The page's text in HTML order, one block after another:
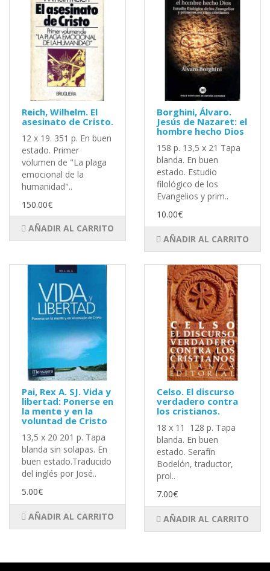
Reich, Wilhelm. El
asesinato de Cristo.
12 x 19. 351 p. En buen
estado. Primer
volumen de "La plaga
emocional de la
humanidad"..
150.00€
AÑADIR AL CARRITO
Borghini, Álvaro.
Jesús de Nazaret: el
hombre hecho Dios
158 p. 13,5 x 21 Tapa
blanda. En buen
estado. Estudio
filológico de los
Evangelios y prim..
10.00€
AÑADIR AL CARRITO
Pai, Rex A. SJ. Vida y
libertad: Ponerse en
la mente y en la
voluntad de Cristo
13,5 x 20 201 p. Tapa
blanda sin solapas. En
buen estado.Traducido
del inglés por José..
5.00€
AÑADIR AL CARRITO
Celso. El discurso
verdadero contra
los cristianos.
18 x 11 128 p. Tapa
blanda. En buen
estado. Serafín
Bodelón, traductor,
prol..
7.00€
AÑADIR AL CARRITO